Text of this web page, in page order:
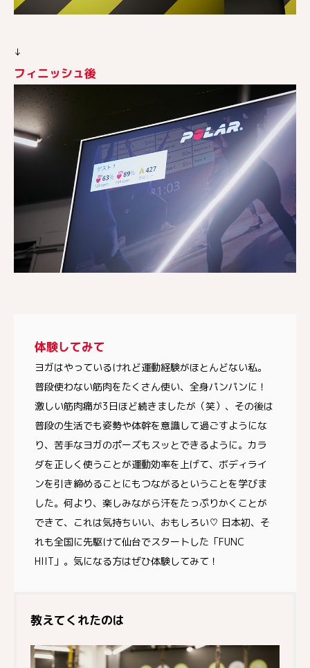
↓
フィニッシュ後
体験してみて
ヨガはやっているけれど運動経験がほとんどない私。
普段使わない筋肉をたくさん使い、全身パンパンに！
激しい筋肉痛が3日ほど続きましたが（笑）、その後は
普段の生活でも姿勢や体幹を意識して過ごすようにな
り、苦手なヨガのポーズもスッとできるように。カラ
ダを正しく使うことが運動効率を上げて、ボディライ
ンを引き締めることにもつながるということを学びま
した。何より、楽しみながら汗をたっぷりかくことが
できて、これは気持ちいい、おもしろい♡ 日本初、そ
れも全国に先駆けて仙台でスタートした「FUNC
HIIT」。気になる方はぜひ体験してみて！
教えてくれたのは